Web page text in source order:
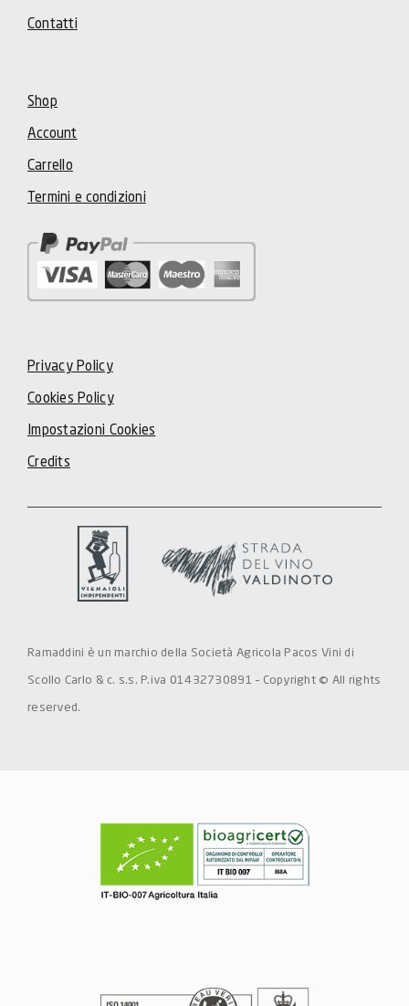
Contatti
Shop
Account
Carrello
Termini e condizioni
Privacy Policy
Cookies Policy
Impostazioni Cookies
Credits
Ramaddini è un marchio della Società Agricola Pacos Vini di
Scollo Carlo & c. s.s. P.iva 01432730891 – Copyright © All rights
reserved.